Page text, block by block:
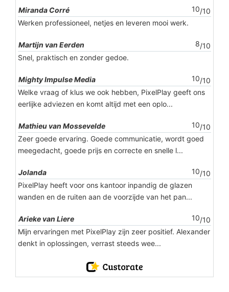
Miranda Corré 10/10
Werken professioneel, netjes en leveren mooi werk.
Martijn van Eerden 8/10
Snel, praktisch en zonder gedoe.
Mighty Impulse Media 10/10
Welke vraag of klus we ook hebben, PixelPlay geeft ons
eerlijke adviezen en komt altijd met een oplo...
Mathieu van Mossevelde 10/10
Zeer goede ervaring. Goede communicatie, wordt goed
meegedacht, goede prijs en correcte en snelle l...
Jolanda 10/10
PixelPlay heeft voor ons kantoor inpandig de glazen
wanden en de ruiten aan de voorzijde van het pan...
Arieke van Liere 10/10
Mijn ervaringen met PixelPlay zijn zeer positief. Alexander
denkt in oplossingen, verrast steeds wee...